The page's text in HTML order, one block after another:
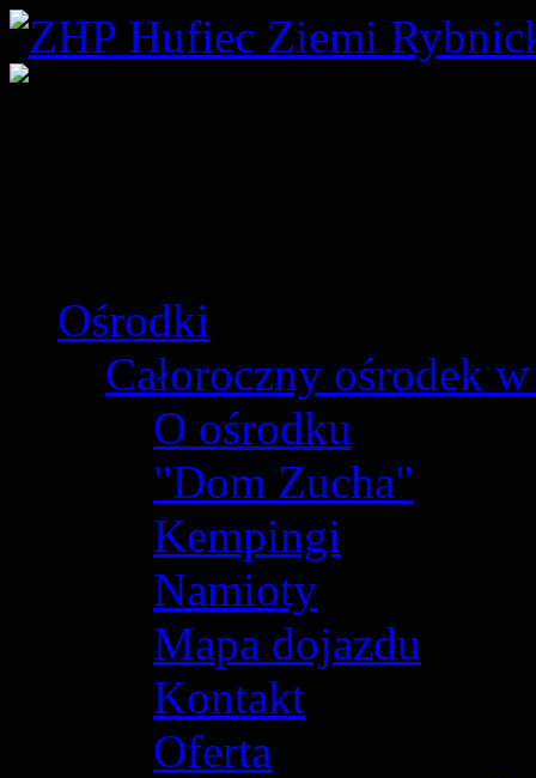
Ośrodki
Całoroczny ośrodek
O ośrodku
"Dom Zucha"
Kempingi
Namioty
Mapa dojazdu
Kontakt
Oferta